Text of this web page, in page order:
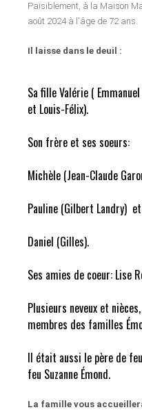
Paisiblement, à la Maison
août 2024 à l'âge de 72 ans.
Il laisse dans le deuil :
Sa fille Valérie (
et Louis-Félix).
Son frère et ses soeurs:
Michèle (Jean-Claude
Pauline (Gilbert Landry) et
Daniel (Gilles).
Ses amies de coeur: Lise
Plusieurs neveux et
membres des familles
Il était aussi le père de
feu Suzanne Émond.
La famille vous